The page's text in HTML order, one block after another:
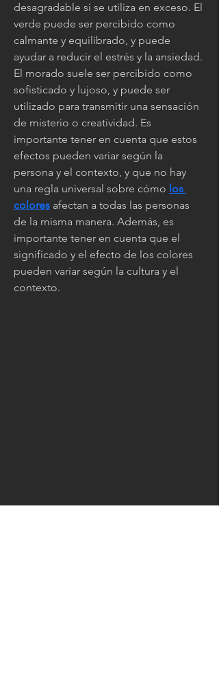
desagradable si se utiliza en exceso. El
verde puede ser percibido como
calmante y equilibrado, y puede
ayudar a reducir el estrés y la ansiedad.
El morado suele ser percibido como
sofisticado y lujoso, y puede ser
utilizado para transmitir una sensación
de misterio o creatividad. Es
importante tener en cuenta que estos
efectos pueden variar según la
persona y el contexto, y que no hay
una regla universal sobre cómo los
colores afectan a todas las personas
de la misma manera. Además, es
importante tener en cuenta que el
significado y el efecto de los colores
pueden variar según la cultura y el
contexto.